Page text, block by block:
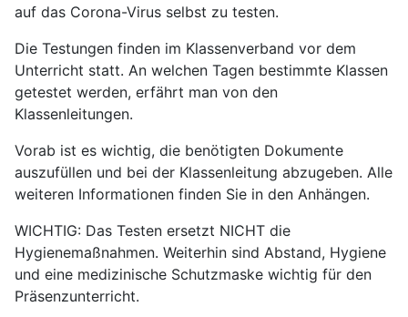
auf das Corona-Virus selbst zu testen.
Die Testungen finden im Klassenverband vor dem
Unterricht statt. An welchen Tagen bestimmte Klassen
getestet werden, erfährt man von den
Klassenleitungen.
Vorab ist es wichtig, die benötigten Dokumente
auszufüllen und bei der Klassenleitung abzugeben. Alle
weiteren Informationen finden Sie in den Anhängen.
WICHTIG: Das Testen ersetzt NICHT die
Hygienemaßnahmen. Weiterhin sind Abstand, Hygiene
und eine medizinische Schutzmaske wichtig für den
Präsenzunterricht.